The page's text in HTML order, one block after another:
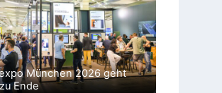
München 2026 geht
Ende